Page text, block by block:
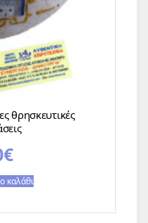
θρησκευτικές
€
καλάθι